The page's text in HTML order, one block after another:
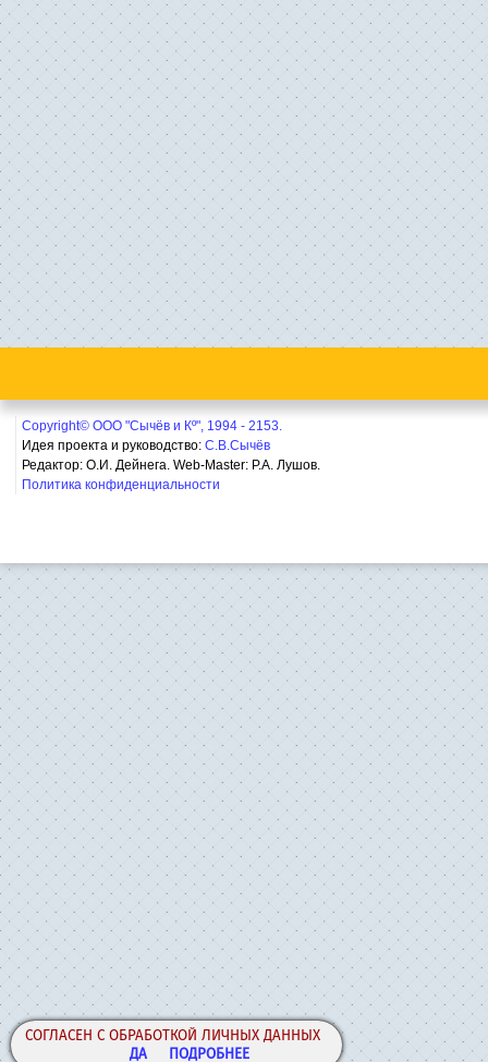
СОГЛАСЕН С ОБРАБОТКОЙ ЛИЧНЫХ ДАННЫХ
ДА
ПОДРОБНЕЕ
Copyright© ООО "Сычёв и Кº", 1994 - 2153.
Идея проекта и руководство: С.В.Сычёв
Редактор: О.И. Дейнега. Web-Master: Р.А. Лушов.
Политика конфиденциальности